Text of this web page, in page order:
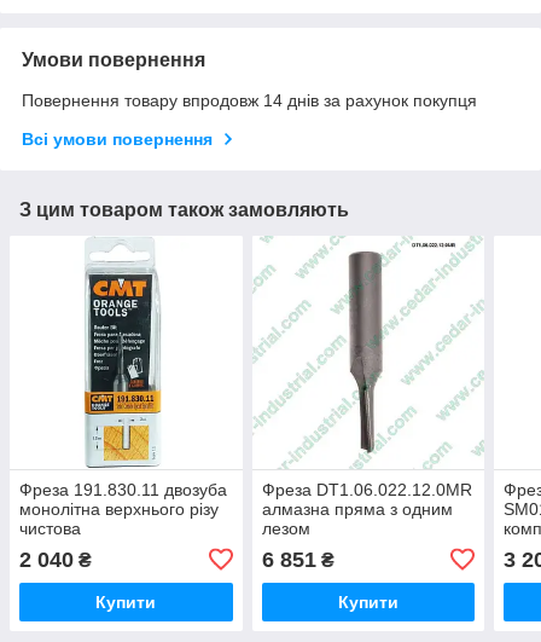
Умови повернення
Повернення товару впродовж 14 днів за рахунок покупця
Всі умови повернення
З цим товаром також замовляють
Фреза 191.830.11 двозуба
монолітна верхнього різу
чистова
2 040 ₴
Купити
Фреза DT1.06.022.12.0MR
алмазна пряма з одним
лезом
6 851₴
Купити
3